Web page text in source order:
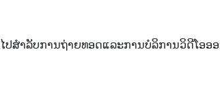
ປສໍາລັບການຖ່າຍທອດແລະການບໍລິການວິດີໂອອ